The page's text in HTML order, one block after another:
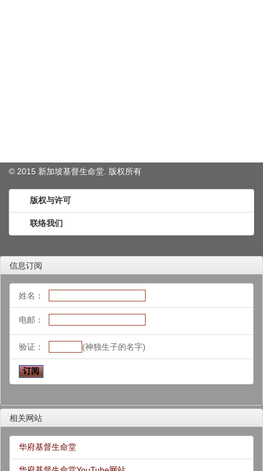
© 2015 新加坡基督生命堂. 版权所有
版权与许可
联络我们
信息订阅
姓名：
电邮：
验证： (神独生子的名字)
相关网站
华府基督生命堂